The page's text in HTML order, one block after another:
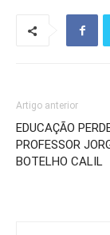
Artigo anterior
EDUCAÇÃO
PROFESSOR
BOTELHO CALIL